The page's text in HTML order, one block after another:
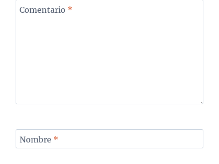
Comentario *
Nombre *